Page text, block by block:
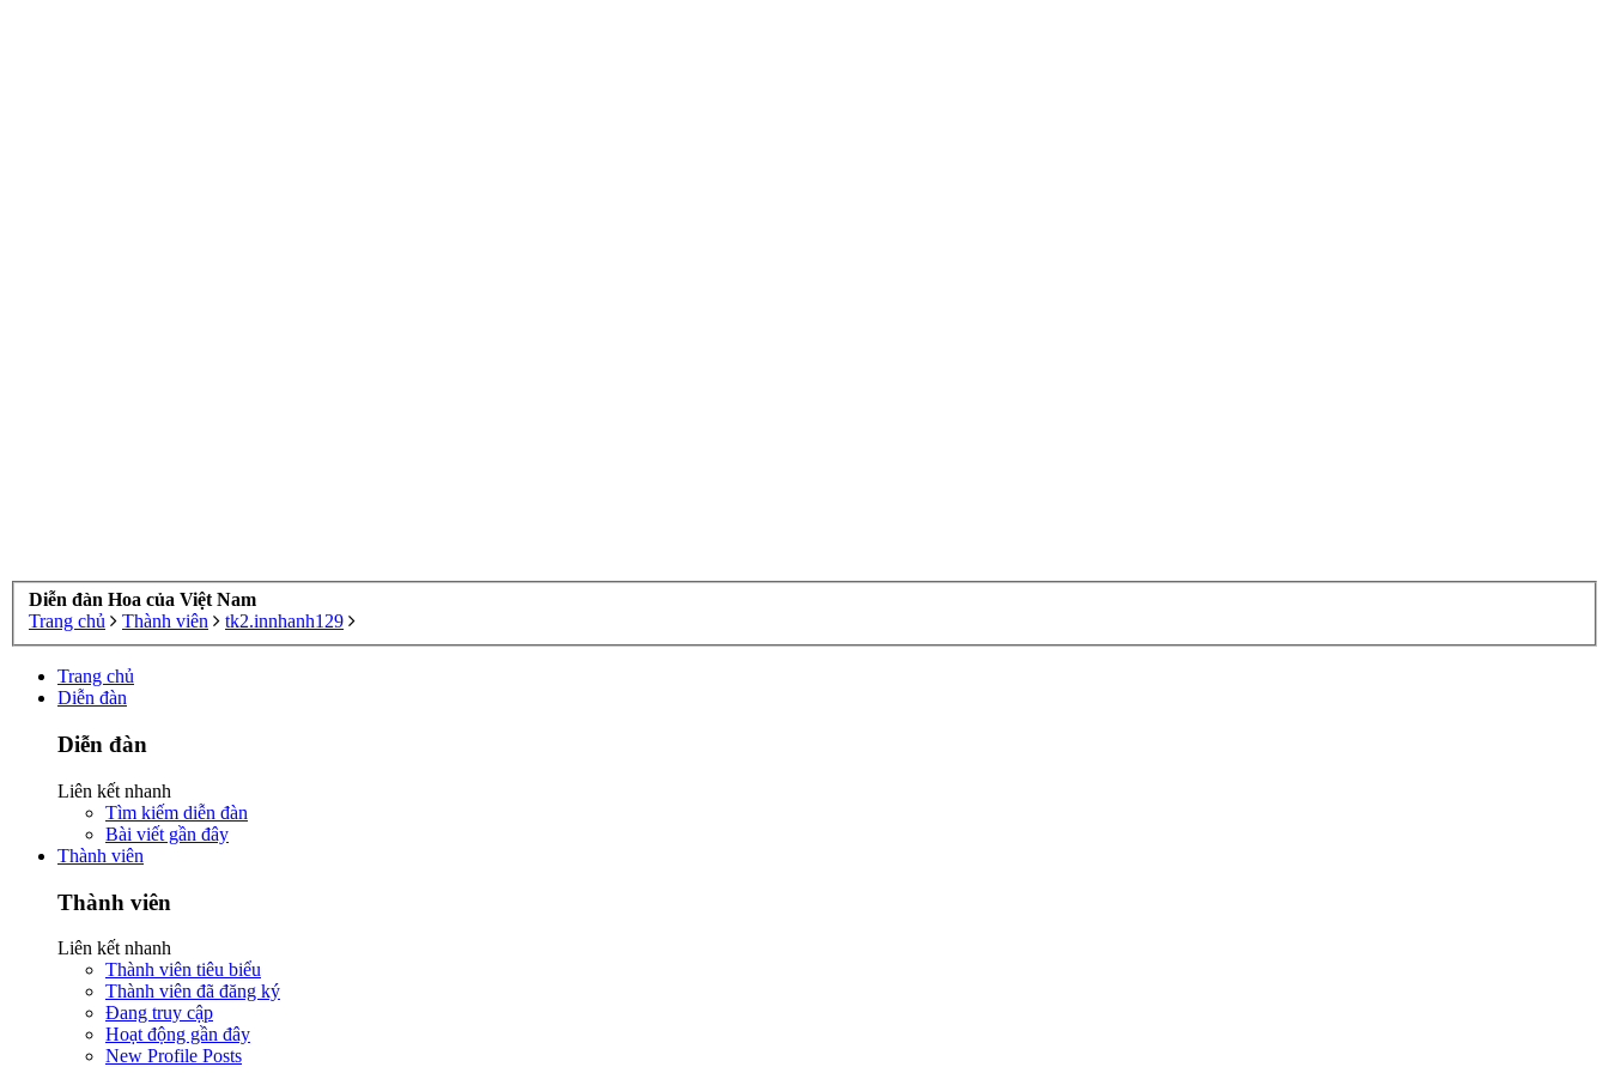
Diễn đàn Hoa của Việt Nam
Trang chủ
Thành viên tk2.innhanh129
Trang chủ
Diễn đàn
Diễn đàn
Liên kết nhanh
Tìm kiếm diễn đàn
Bài viết gần đây
Thành viên
Thành viên
Liên kết nhanh
Thành viên tiêu biểu
Thành viên đã đăng ký
Đang truy cập
Hoạt động gần đây
New Profile Posts